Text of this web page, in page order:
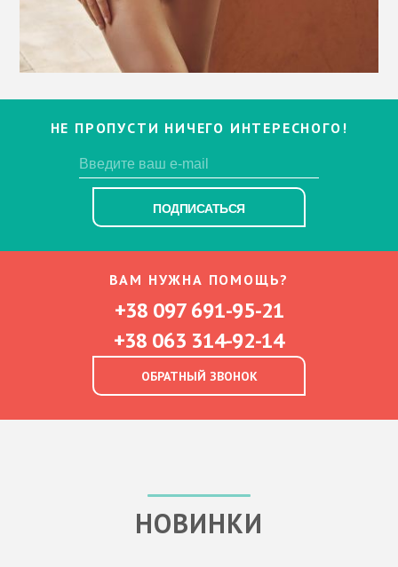
НЕ ПРОПУСТИ НИЧЕГО ИНТЕРЕСНОГО!
ПОДПИСАТЬСЯ
ВАМ НУЖНА ПОМОЩЬ?
+38 097 691-95-21
+38 063 314-92-14
ОБРАТНЫЙ ЗВОНОК
НОВИНКИ